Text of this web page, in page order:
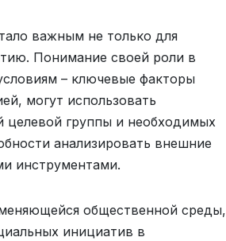
важным не только для
Понимание своей роли в
– ключевые факторы
могут использовать
целевой группы и необходимых
анализировать внешние
инструментами.
общественной среды,
инициатив в